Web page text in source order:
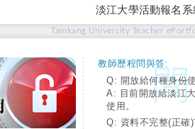
淡江大學活動報名
Tamkang University Teacher
教師歷程問與答:
Q: 開放給何種身份
A: 目前開放給淡江
使用。
Q: 資料不完整(正確